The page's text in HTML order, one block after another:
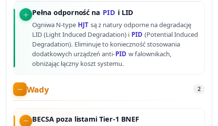
Pełna odporność na PID i LID
Ogniwa N-type HJT są z natury odporne na degradację
LID (Light Induced Degradation) i PID (Potential Induced
Degradation). Eliminuje to konieczność stosowania
dodatkowych urządzeń anti-PID w falownikach,
obniżając łączny koszt systemu.
Wady 2
BECSA poza listami Tier-1 BNEF